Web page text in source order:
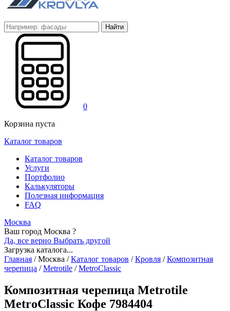
Найти
0
Корзина пуста
Каталог товаров
Каталог товаров
Услуги
Портфолио
Калькуляторы
Полезная информация
FAQ
Москва
Ваш город Москва ?
Да, все верно Выбрать другой
Загрузка каталога...
Главная /Москва / Каталог товаров / Кровля / Композитная
черепица / Metrotile / MetroClassic
Композитная черепица Metrotile
MetroClassic Кофе 7984404